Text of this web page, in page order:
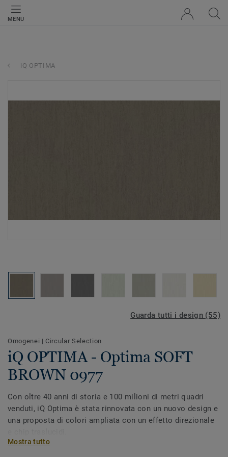
MENU
iQ OPTIMA
Guarda tutti i design (55)
Omogenei | Circular Selection
iQ OPTIMA - Optima SOFT
BROWN 0977
Con oltre 40 anni di storia e 100 milioni di metri quadri
venduti, iQ Optima è stata rinnovata con un nuovo design e
una proposta di colori ampliata con un effetto direzionale
Mostra tutto